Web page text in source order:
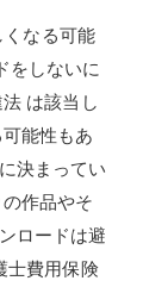
なる可能
をしないに
は該当し
能性もあ
決まってい
作品やそ
ロードは避
士費用保険